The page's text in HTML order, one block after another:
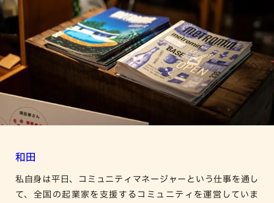
和田
私自身は平日、コミュニティマネージャーという仕事を通し
て、全国の起業家を支援するコミュニティを運営していま